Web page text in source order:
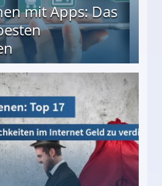
mit Apps: Das